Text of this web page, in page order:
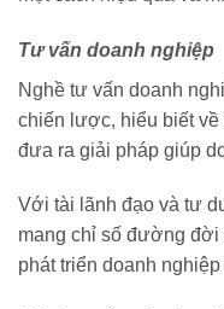
Tư vấn doanh nghiệp
Nghề tư vấn doanh
chiến lược, hiểu biết
đưa ra giải pháp giúp
Với tài lãnh đạo và tư
mang chỉ số đường
phát triển doanh